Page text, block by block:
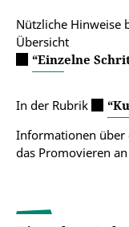
Nützliche Hinweise
Übersicht
“Einzelne
In der Rubrik
Informationen über
das Promovieren